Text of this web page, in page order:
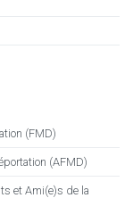
(FMD)
(AFMD)
et Ami(e)s de la